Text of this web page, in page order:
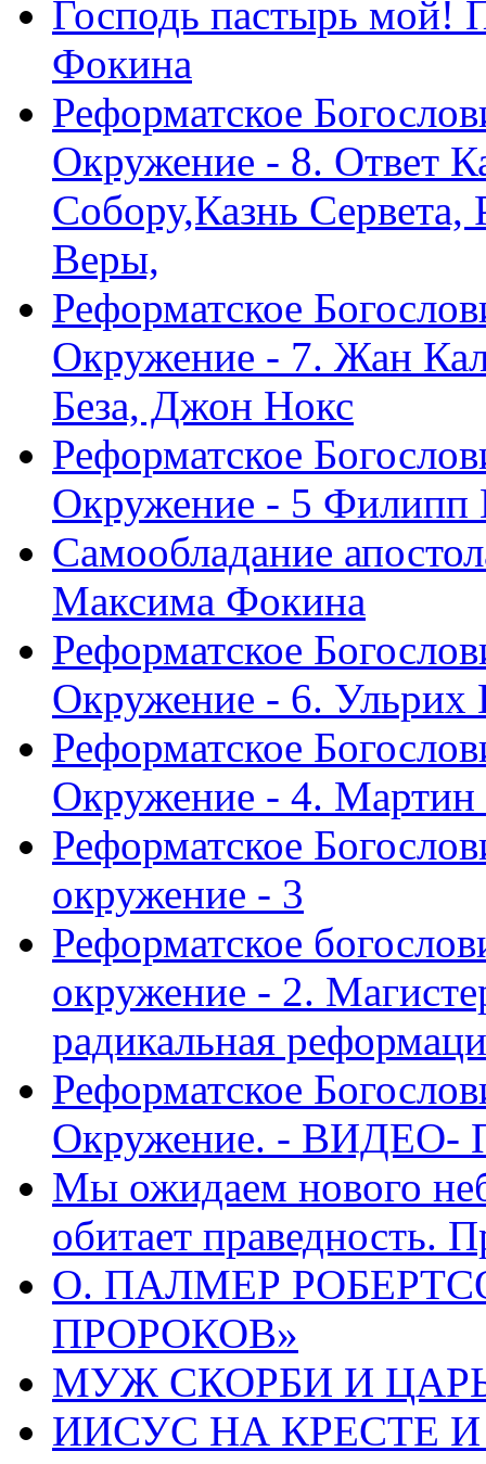
Господь пастырь мой!
Фокина
Реформатское
Окружение - 8. Ответ
Собору,Казнь Сервета,
Веры,
Реформатское
Окружение - 7. Жан
Беза, Джон Нокс
Реформатское
Окружение - 5 Филипп
Самообладание
Максима Фокина
Реформатское
Окружение - 6. Ульрих
Реформатское
Окружение - 4.
Реформатское
окружение - 3
Реформатское
окружение - 2.
радикальная
Реформатское
Окружение. - ВИДЕО-
Мы ожидаем нового
обитает праведность.
О. ПАЛМЕР
ПРОРОКОВ»
МУЖ СКОРБИ И ЦАРЬ
ИИСУС НА КРЕСТЕ